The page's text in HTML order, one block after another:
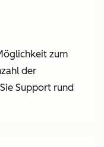
zum
der
Support rund